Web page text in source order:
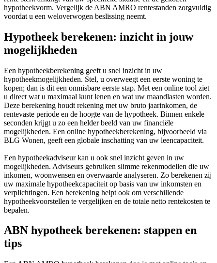
hypotheekvorm. Vergelijk de ABN AMRO rentestanden zorgvuldig
voordat u een weloverwogen beslissing neemt.
Hypotheek berekenen: inzicht in jouw
mogelijkheden
Een hypotheekberekening geeft u snel inzicht in uw
hypotheekmogelijkheden. Stel, u overweegt een eerste woning te
kopen; dan is dit een onmisbare eerste stap. Met een online tool ziet
u direct wat u maximaal kunt lenen en wat uw maandlasten worden.
Deze berekening houdt rekening met uw bruto jaarinkomen, de
rentevaste periode en de hoogte van de hypotheek. Binnen enkele
seconden krijgt u zo een helder beeld van uw financiële
mogelijkheden. Een online hypotheekberekening, bijvoorbeeld via
BLG Wonen, geeft een globale inschatting van uw leencapaciteit.
Een hypotheekadviseur kan u ook snel inzicht geven in uw
mogelijkheden. Adviseurs gebruiken slimme rekenmodellen die uw
inkomen, woonwensen en overwaarde analyseren. Zo berekenen zij
uw maximale hypotheekcapaciteit op basis van uw inkomsten en
verplichtingen. Een berekening helpt ook om verschillende
hypotheekvoorstellen te vergelijken en de totale netto rentekosten te
bepalen.
ABN hypotheek berekenen: stappen en
tips